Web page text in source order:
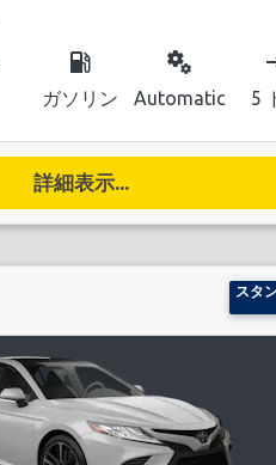
local_gas_station
ガソリン
miscellaneous_services
Automatic 5
詳細表示...
スタ